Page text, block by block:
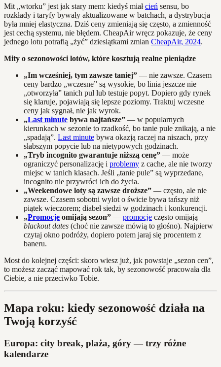
Mit „wtorku” jest jak stary mem: kiedyś miałcień sensu, bo
rozkłady i taryfy bywały aktualizowane w batchach, a dystrybucja
była mniej elastyczna. Dziś ceny zmieniają się często, a zmienność
jest cechą systemu, nie błędem. CheapAir wręcz pokazuje, że ceny
jednego lotu potrafią „żyć” dziesiątkami zmian CheapAir, 2024.
Mity o sezonowości lotów, które kosztują realne pieniądze
„Im wcześniej, tym zawsze taniej” — nie zawsze. Czasem
ceny bardzo „wczesne” są wysokie, bo linia jeszcze nie
„otworzyła” tanich pul lub testuje popyt. Dopiero gdy rynek
się klaruje, pojawiają się lepsze poziomy. Traktuj wczesne
ceny jak sygnał, nie jak wyrok.
„Last minute bywa najtańsze” — w popularnych
kierunkach w sezonie to rzadkość, bo tanie pule znikają, a nie
„spadają”. Last minute bywa okazją raczej na niszach, przy
słabszym popycie lub na nietypowych godzinach.
„Tryb incognito gwarantuje niższą cenę” — może
ograniczyć personalizację i problemy z cache, ale nie tworzy
miejsc w tanich klasach. Jeśli „tanie pule” są wyprzedane,
incognito nie przywróci ich do życia.
„Weekendowe loty są zawsze droższe” — często, ale nie
zawsze. Czasem sobotni wylot o świcie bywa tańszy niż
piątek wieczorem; diabeł siedzi w godzinach i konkurencji.
„Promocje omijają sezon” — promocje często omijają
blackout dates (choć nie zawsze mówią to głośno). Najpierw
czytaj okno podróży, dopiero potem jaraj się procentem z
baneru.
Most do kolejnej części: skoro wiesz już, jak powstaje „sezon cen”,
to możesz zacząć mapować rok tak, by sezonowość pracowała dla
Ciebie, a nie przeciwko Tobie.
Mapa roku: kiedy sezonowość działa na
Twoją korzyść
Europa: city break, plaża, góry — trzy różne
kalendarze